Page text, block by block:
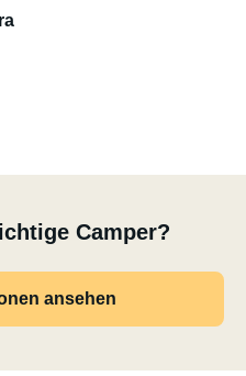
Camper?
ansehen